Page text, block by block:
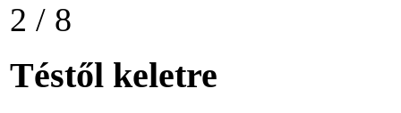
2 / 8
Téstől keletre